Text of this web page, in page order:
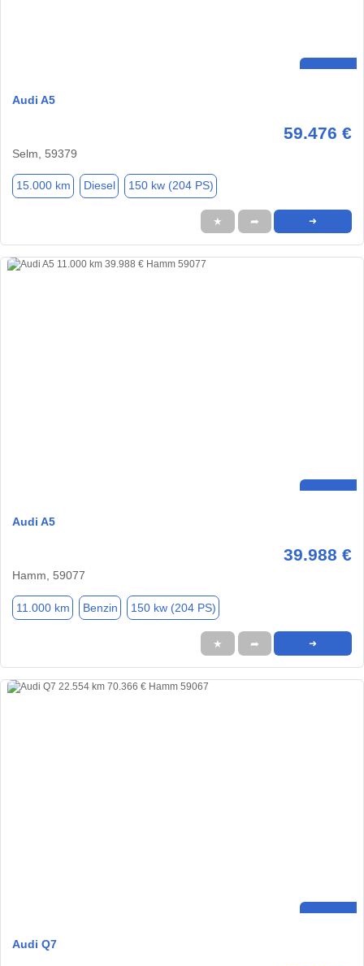
Audi A5
59.476 €
Selm, 59379
15.000 km Diesel 150 kw (204 PS)
★ ➦ ➜
Audi A5
39.988 €
Hamm, 59077
11.000 km Benzin 150 kw (204 PS)
★ ➦ ➜
Audi Q7